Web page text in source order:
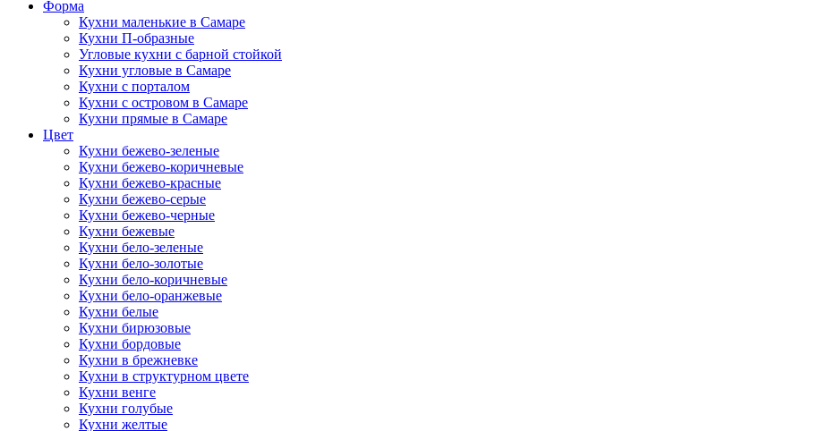
Форма
Кухни маленькие в Самаре
Кухни П-образные
Угловые кухни с барной стойкой
Кухни угловые в Самаре
Кухни с порталом
Кухни с островом в Самаре
Кухни прямые в Самаре
Цвет
Кухни бежево-зеленые
Кухни бежево-коричневые
Кухни бежево-красные
Кухни бежево-серые
Кухни бежево-черные
Кухни бежевые
Кухни бело-зеленые
Кухни бело-золотые
Кухни бело-коричневые
Кухни бело-оранжевые
Кухни белые
Кухни бирюзовые
Кухни бордовые
Кухни в брежневке
Кухни в структурном цвете
Кухни венге
Кухни голубые
Кухни желтые